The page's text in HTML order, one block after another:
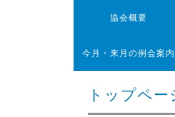
協会概要
今月・来月の例会案内
トップペー